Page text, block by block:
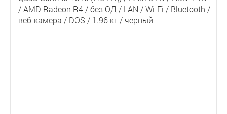
/ AMD Radeon R4 / без ОД / LAN / Wi-Fi / Bluetooth /
веб-камера / DOS / 1.96 кг / черный